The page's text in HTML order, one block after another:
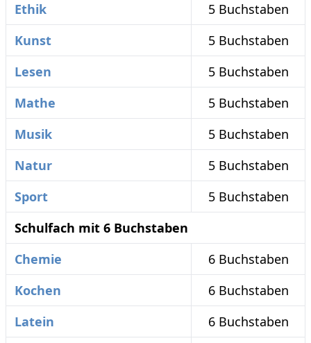
Ethik
5 Buchstaben
Kunst
5 Buchstaben
Lesen
5 Buchstaben
Mathe
5 Buchstaben
Musik
5 Buchstaben
Natur
5 Buchstaben
Sport
5 Buchstaben
Schulfach mit 6 Buchstaben
Chemie
6 Buchstaben
Kochen
6 Buchstaben
Latein
6 Buchstaben